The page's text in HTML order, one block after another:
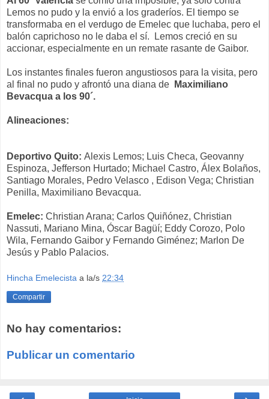
Lemos no pudo y la envió a los graderíos. El tiempo se
transformaba en el verdugo de Emelec que luchaba, pero el
balón caprichoso no le daba el sí. Lemos creció en su
accionar, especialmente en un remate rasante de Gaibor.
Los instantes finales fueron angustiosos para la visita, pero
al final no pudo y afrontó una diana de
Maximiliano
Bevacqua a los 90´.
Alineaciones:
Deportivo Quito: Alexis Lemos; Luis Checa, Geovanny
Espinoza, Jefferson Hurtado; Michael Castro, Álex Bolaños,
Santiago Morales, Pedro Velasco , Edison Vega; Christian
Penilla, Maximiliano Bevacqua.
Emelec: Christian Arana; Carlos Quiñónez, Christian
Nassuti, Mariano Mina, Óscar Bagüí; Eddy Corozo, Polo
Wila, Fernando Gaibor y Fernando Giménez; Marlon De
Jesús y Pablo Palacios.
Hincha Emelecista a la/s 22:34
Compartir
No hay comentarios:
Publicar un comentario